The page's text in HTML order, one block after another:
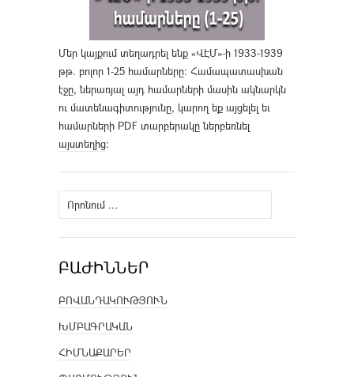
Մեր կայքում տեղադրել ենք «ՎԷՄ»-ի 1933-1939
թթ. բոլոր 1-25 համարները։ Համապատասխան
էջը, ներառյալ այդ համարների մասին ակնարկն
ու մատենագիտությունը, կարող եք այցելել եւ
համարների PDF տարբերակը ներբեռնել
այստեղից։
Որոնել՝
ԲԱԺԻՆՆԵՐ
ԲՈՎԱՆԴԱԿՈՒԹՅՈՒՆ
ԽՄԲԱԳՐԱԿԱՆ
ՀԻՄՆԱՔԱՐԵՐ